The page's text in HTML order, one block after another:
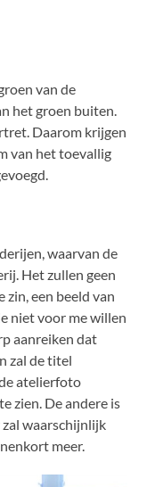
van de
het groen buiten.
Daarom krijgen
van het toevallig
waarvan de
Het zullen geen
een beeld van
niet voor me willen
aanreiken dat
zal de titel
atelierfoto
zien. De andere is
waarschijnlijk
meer.